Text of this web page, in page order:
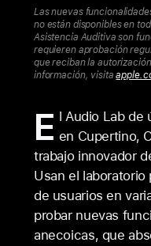
Las nuevas
no están disponibles en
Asistencia Auditiva son
requieren aprobación
que reciban la
información, visita
E l Audio Lab de
en Cupertino,
trabajo innovador
Usan el laboratorio
de usuarios en
probar nuevas
anecoicas, que